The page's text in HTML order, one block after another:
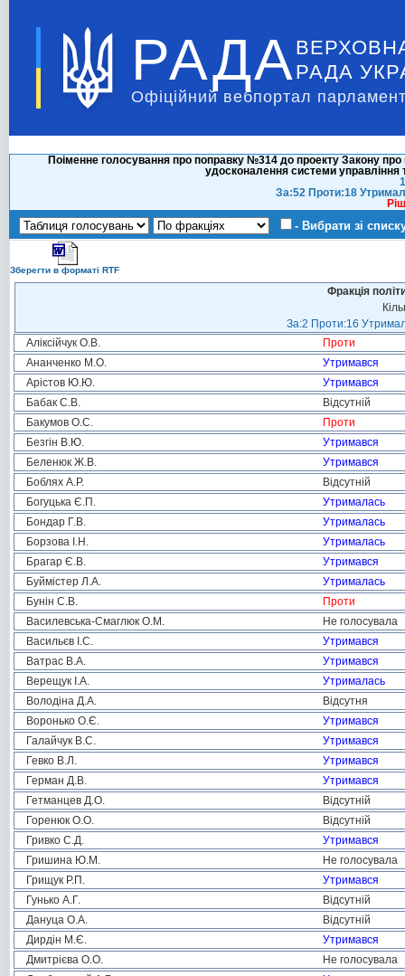
РАДА РАДА
Офіційний вебпортал
Поіменне голосування про поправку №314 до проекту Закону
удосконалення системи управління
За:52 Проти:18
- Вибрати зі
Зберегти в форматі RTF
Фракція
За:2 Проти:16
Аліксійчук О.В.
Проти
Ананченко М.О.
Утримався
Арістов Ю.Ю.
Утримався
Бабак С.В.
Відсутній
Бакумов О.С.
Проти
Безгін В.Ю.
Утримався
Беленюк Ж.В.
Утримався
Боблях А.Р.
Відсутній
Богуцька Є.П.
Утрималась
Бондар Г.В.
Утрималась
Борзова І.Н.
Утрималась
Брагар Є.В.
Утримався
Буймістер Л.А.
Утрималась
Бунін С.В.
Проти
Василевська-Смаглюк О.М.
Не голосувала
Васильєв І.С.
Утримався
Ватрас В.А.
Утримався
Верещук І.А.
Утрималась
Володіна Д.А.
Відсутня
Воронько О.Є.
Утримався
Галайчук В.С.
Утримався
Гевко В.Л.
Утримався
Герман Д.В.
Утримався
Гетманцев Д.О.
Відсутній
Горенюк О.О.
Відсутній
Гривко С.Д.
Утримався
Гришина Ю.М.
Не голосувала
Грищук Р.П.
Утримався
Гунько А.Г.
Відсутній
Дануца О.А.
Відсутній
Дирдін М.Є.
Утримався
Дмитрієва О.О.
Не голосувала